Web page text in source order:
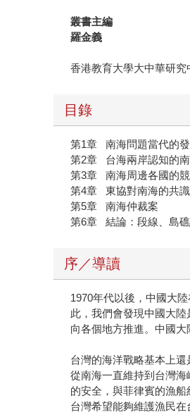
叢書主編
羅金義
香港教育大學大中華研究
目錄
第1章 南海問題當代的
第2章 台海兩岸認知的
第3章 南海周邊各國的
第4章 東協對南海的共
第5章 南海仲裁案
第6章 結論：段線、島礁
序／導讀
1970年代以後，中國大
此，我們會發現中國大
向各個地方推進。中國
台灣的海洋戰略基本上
從南海一直維持到台灣
的安全，與菲律賓的漁
台灣希望能夠維護漁民